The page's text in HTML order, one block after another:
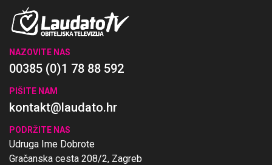
NAZOVITE NAS
00385 (0)1 78 88 592
PIŠITE NAM
kontakt@laudato.hr
PODRŽITE NAS
Udruga Ime Dobrote
Gračanska cesta 208/2, Zagreb